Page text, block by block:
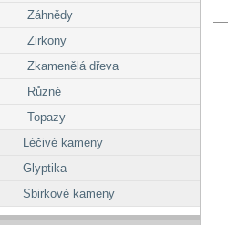
Záhnědy
Zirkony
Zkamenělá dřeva
Různé
Topazy
Léčivé kameny
Glyptika
Sbirkové kameny